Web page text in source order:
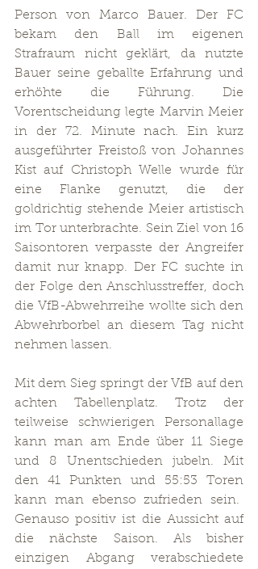
Person von Marco Bauer. Der FC
bekam den Ball im eigenen
Strafraum nicht geklärt, da nutzte
Bauer seine geballte Erfahrung und
erhöhte die Führung. Die
Vorentscheidung legte Marvin Meier
in der 72. Minute nach. Ein kurz
ausgeführter Freistoß von Johannes
Kist auf Christoph Welle wurde für
eine Flanke genutzt, die der
goldrichtig stehende Meier artistisch
im Tor unterbrachte. Sein Ziel von 16
Saisontoren verpasste der Angreifer
damit nur knapp. Der FC suchte in
der Folge den Anschlusstreffer, doch
die VfB-Abwehrreihe wollte sich den
Abwehrborbel an diesem Tag nicht
nehmen lassen.
Mit dem Sieg springt der VfB auf den
achten Tabellenplatz. Trotz der
teilweise schwierigen Personallage
kann man am Ende über 11 Siege
und 8 Unentschieden jubeln. Mit
den 41 Punkten und 55:53 Toren
kann man ebenso zufrieden sein.
Genauso positiv ist die Aussicht auf
die nächste Saison. Als bisher
einzigen Abgang verabschiedete